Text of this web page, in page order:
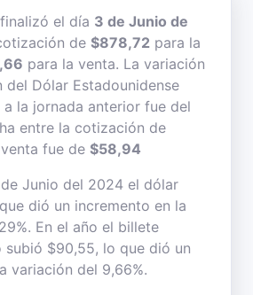
el día 3 de Junio de
de $878,72 para la
para la venta. La variación
Dólar Estadounidense
la jornada anterior fue del
entre la cotización de
fue de $58,94
Junio del 2024 el dólar
dió un incremento en la
En el año el billete
subió $90,55, lo que dió un
variación del 9,66%.